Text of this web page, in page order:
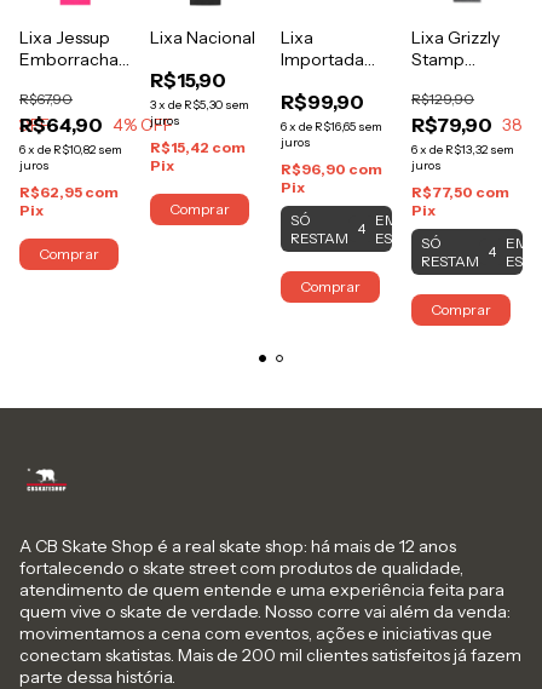
% OFF
Lixa Jessup
Emborrachada
R$64,90
R$67,90
4% OFF
6x de R$10,82 sem
juros
R$62,95 com
Pix
Comprar
Lixa Nacional
R$15,90
3x de R$5,30 sem
juros
R$15,42 com
Pix
Comprar
Lixa
Importada
R$99,90
6x de R$16,65 sem
juros
R$96,90 com
Pix
SÓ
RESTAM
4
EM
ESTOQUE!
Comprar
Lixa Grizzly
Stamp
R$79,90
R$129,90
38
6x de R$13,32 sem
juros
R$77,50 com
Pix
SÓ
RESTAM
4
EM
Comprar
A CB Skate Shop é a real skate shop: há mais de 12 anos
fortalecendo o skate street com produtos de qualidade,
atendimento de quem entende e uma experiência feita para
quem vive o skate de verdade. Nosso corre vai além da venda:
movimentamos a cena com eventos, ações e iniciativas que
conectam skatistas. Mais de 200 mil clientes satisfeitos já fazem
parte dessa história.